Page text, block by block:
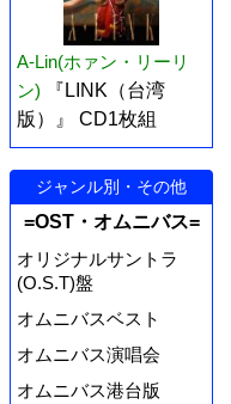
A-Lin(ホァン・リーリ
ン)
『LINK（台湾
版）』 CD1枚組
ジャンル別・その他
=OST・オムニバス=
オリジナルサントラ
(O.S.T)盤
オムニバスベスト
オムニバス演唱会
オムニバス港台版